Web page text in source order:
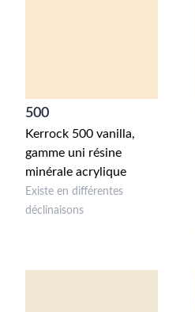
500
Kerrock 500 vanilla,
gamme uni résine
minérale acrylique
Existe en différentes
déclinaisons